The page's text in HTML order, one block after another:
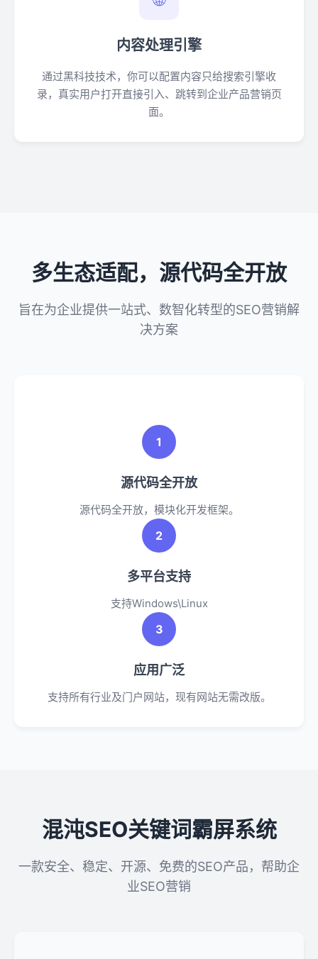
内容处理引擎
通过黑科技技术，你可以配置内容只给搜索引擎收
录，真实用户打开直接引入、跳转到企业产品营销页
面。
多生态适配，源代码全开放
旨在为企业提供一站式、数智化转型的SEO营销解
决方案
1
源代码全开放
源代码全开放，模块化开发框架。
2
多平台支持
支持Windows\Linux
3
应用广泛
支持所有行业及门户网站，现有网站无需改版。
混沌SEO关键词霸屏系统
一款安全、稳定、开源、免费的SEO产品，帮助企
业SEO营销